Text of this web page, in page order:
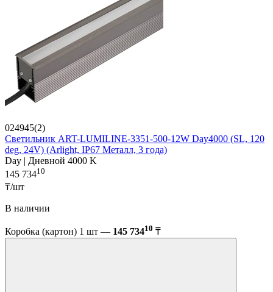
024945(2)
Светильник ART-LUMILINE-3351-500-12W Day4000 (SL, 120
deg, 24V) (Arlight, IP67 Металл, 3 года)
Day | Дневной 4000 K
145 73410
₸/шт
В наличии
Коробка (картон) 1 шт — 145 73410 ₸